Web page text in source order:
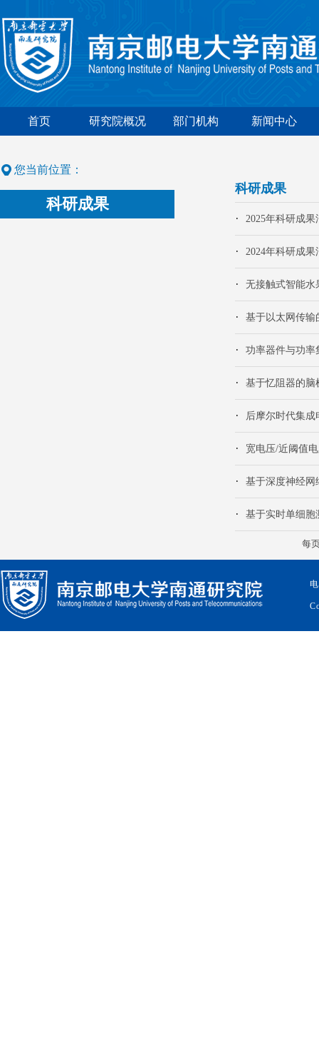
首页 研究院概况 部门机构 新闻中心
您当前位置：
科研成果
科研成果
2025年科研成果
2024年科研成果
无接触式智能水
基于以太网传输
功率器件与功率
基于忆阻器的脑
后摩尔时代集
宽电压/近阈值
基于深度神经网
基于实时单细胞
每